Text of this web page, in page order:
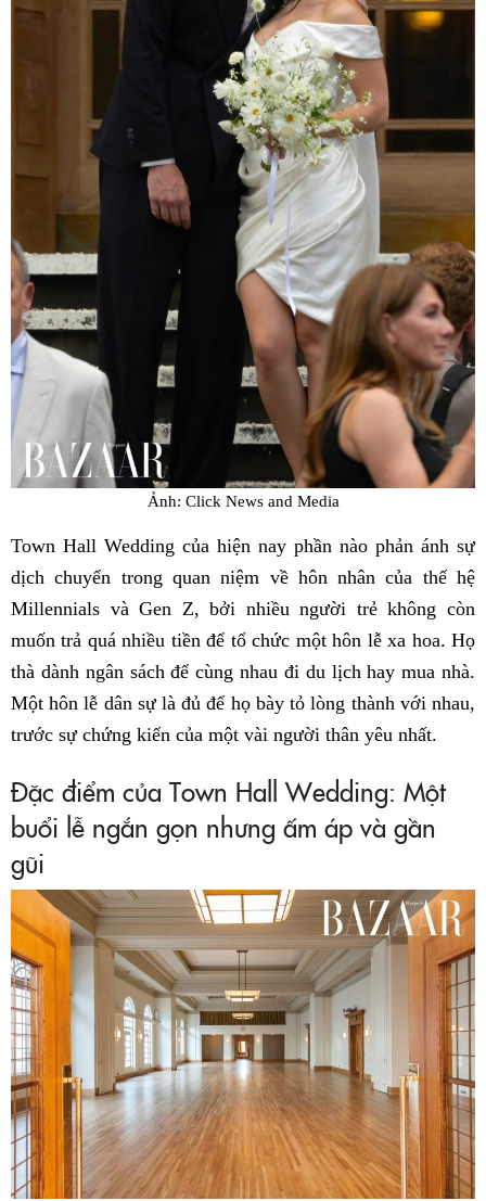
Ảnh: Click News and Media
Town Hall Wedding của hiện nay phần nào phản ánh sự
dịch chuyển trong quan niệm về hôn nhân của thế hệ
Millennials và Gen Z, bởi nhiều người trẻ không còn
muốn trả quá nhiều tiền để tổ chức một hôn lễ xa hoa. Họ
thà dành ngân sách để cùng nhau đi du lịch hay mua nhà.
Một hôn lễ dân sự là đủ để họ bày tỏ lòng thành với nhau,
trước sự chứng kiến của một vài người thân yêu nhất.
Đặc điểm của Town Hall Wedding: Một
buổi lễ ngắn gọn nhưng ấm áp và gần
gũi